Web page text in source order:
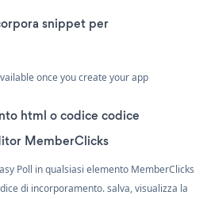
snippet per
once you create your app
html o codice codice
MemberClicks
Poll in qualsiasi elemento MemberClicks
di incorporamento. salva, visualizza la